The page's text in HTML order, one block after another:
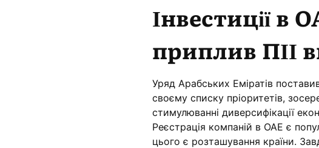
Інвестиції в
приплив ПІІ
Уряд Арабських Еміратів
своєму списку пріоритетів,
стимулюванні диверсифікації
Реєстрація компаній в ОАЕ є
цього є розташування країни.